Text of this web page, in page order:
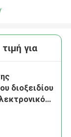
για
διοξειδίου